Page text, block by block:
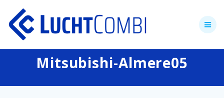
to
content
Mitsubishi-Almere05